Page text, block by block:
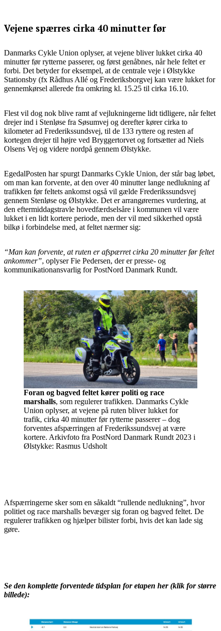
Vejene spærres cirka 40 minutter før
Danmarks Cykle Union oplyser, at vejene bliver lukket cirka 40
minutter før rytterne passerer, og først genåbnes, når hele feltet er
forbi. Det betyder for eksempel, at de centrale veje i Ølstykke
Stationsby (fx Rådhus Allé og Frederiksborgvej kan være lukket for
gennemkørsel allerede fra omkring kl. 15.25 til cirka 16.10.
Flest vil dog nok blive ramt af vejlukningerne lidt tidligere, når feltet
drejer ind i Stenløse fra Søsumvej og derefter kører cirka to
kilometer ad Frederikssundsvej, til de 133 ryttere og resten af
kortegen drejer til højre ved Bryggertorvet og fortsætter ad Niels
Olsens Vej og videre nordpå gennem Ølstykke.
EgedalPosten har spurgt Danmarks Cykle Union, der står bag løbet,
om man kan forvente, at den over 40 minutter lange nedlukning af
trafikken før feltets ankomst også vil gælde Frederikssundsvej
gennem Stenløse og Ølstykke. Det er arrangørernes vurdering, at
den eftermiddagstravle hovedfærdselsåre i kommunen vil være
lukket i en lidt kortere periode, men der vil med sikkerhed opstå
bilkø i forbindelse med, at feltet nærmer sig:
“Man kan forvente, at ruten er afspærret cirka 20 minutter før feltet
ankommer”, oplyser Fie Pedersen, der er presse- og
kommunikationansvarlig for PostNord Danmark Rundt.
Foran og bagved feltet kører politi og race
marshalls, som regulerer trafikken. Danmarks Cykle
Union oplyser, at vejene på ruten bliver lukket for
trafik, cirka 40 minutter før rytterne passerer – dog
forventes afspærringen af Frederikssundsvej at være
kortere. Arkivfoto fra PostNord Danmark Rundt 2023 i
Ølstykke: Rasmus Udsholt
Afspærringerne sker som en såkaldt “rullende nedlukning”, hvor
politiet og race marshalls bevæger sig foran og bagved feltet. De
regulerer trafikken og hjælper bilister forbi, hvis det kan lade sig
gøre.
Se den komplette forventede tidsplan for etapen her (klik for større
billede):